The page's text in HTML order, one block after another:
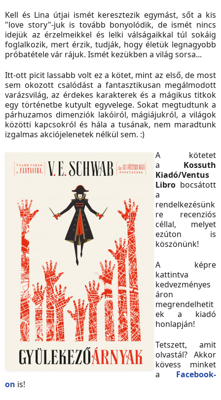
Kell és Lina útjai ismét keresztezik egymást, sőt a kis
"love story"-juk is tovább bonyolódik, de ismét nincs
idejük az érzelmeikkel és lelki válságaikkal túl sokáig
foglalkozik, mert érzik, tudják, hogy életük legnagyobb
próbatétele vár rájuk. Ismét kezükben a világ sorsa...
Itt-ott picit lassabb volt ez a kötet, mint az első, de most
sem okozott csalódást a fantasztikusan megálmodott
varázsvilág, az érdekes karakterek és a mágikus titkok
egy történetbe kutyult egyvelege. Sokat megtudtunk a
párhuzamos dimenziók lakóiról, mágiájukról, a világok
közötti kapcsokról és hála a tusának, nem maradtunk
izgalmas akciójelenetek nélkül sem. :)
A kötetet
a
Kossuth
Kiadó/Ventus
Libro bocsátott
a
rendelkezésünk
re recenziós
céllal, melyet
ezúton is
köszönünk!
A képre
kattintva
kedvezményes
áron
megrendelhetit
ek a kiadó
honlapján!
Tetszett, amit
olvastál? Akkor
kövess minket
a
Facebook-
on is!